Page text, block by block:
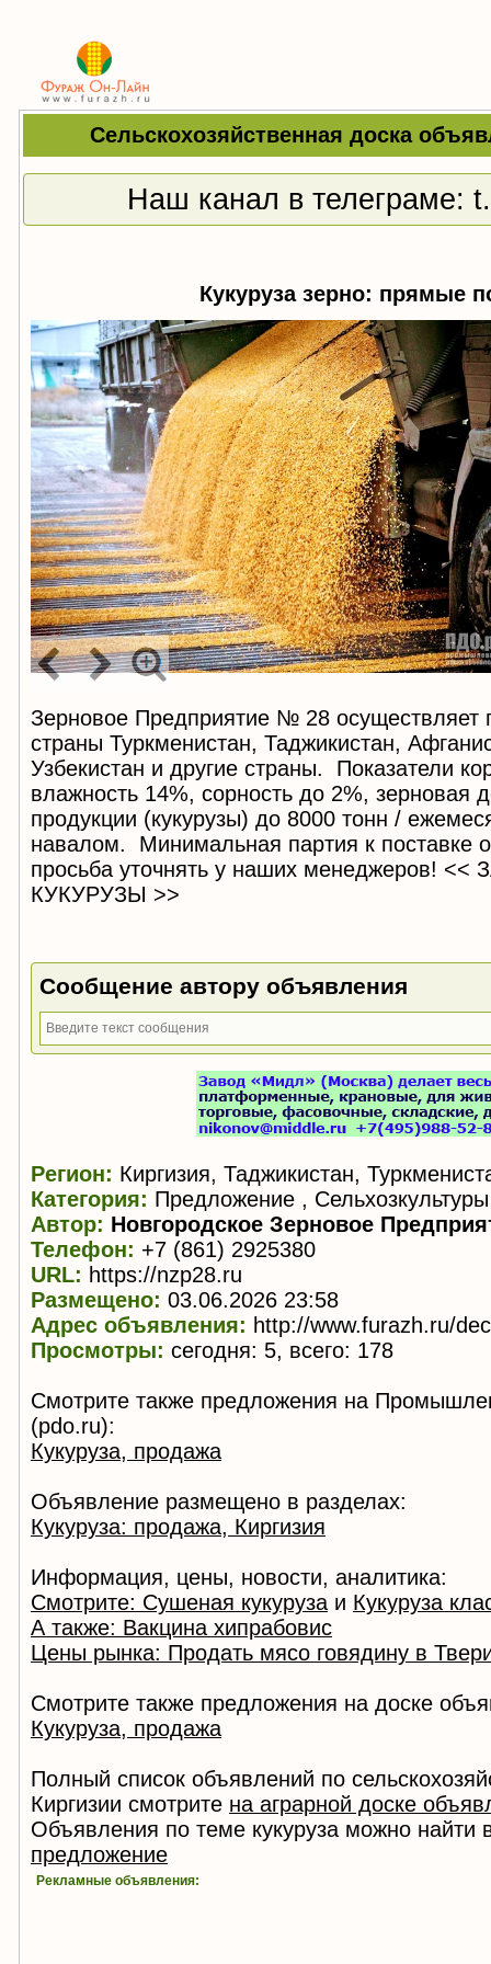
Сельскохозяйственная доска
Наш канал в телеграме:
Кукуруза зерно: прямые
Зерновое Предприятие № 28
страны Туркменистан, Таджикистан,
Узбекистан и другие страны. Показатели
влажность 14%, сорность до 2%, зерновая
продукции (кукурузы) до 8000 тонн /
навалом. Минимальная партия к поставке
просьба уточнять у наших менеджеров!
КУКУРУЗЫ >>
Сообщение автору объявления
Регион: Киргизия, Таджикистан,
Категория: Предложение , Сельхозкультуры
Автор: Новгородское Зерновое
Телефон: +7 (861) 2925380
URL: https://nzp28.ru
Размещено: 03.06.2026 23:58
Адрес объявления: http://www.furazh.ru/
Просмотры: сегодня: 5, всего: 178
Смотрите также предложения на
(pdo.ru):
Кукуруза, продажа
Объявление размещено в разделах:
Кукуруза: продажа, Киргизия
Информация, цены, новости, аналитика:
Смотрите: Сушеная кукуруза и Кукуруза
А также: Вакцина хипрабовис
Цены рынка: Продать мясо говядину в
Смотрите также предложения на доске
Кукуруза, продажа
Полный список объявлений по
Киргизии смотрите на аграрной доске
Объявления по теме кукуруза можно найти
предложение
Рекламные объявления: